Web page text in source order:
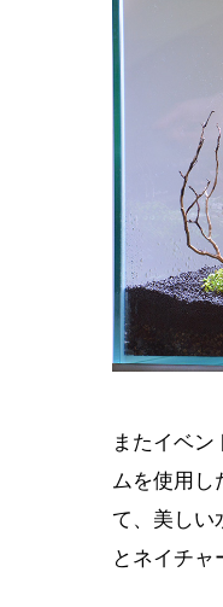
またイベ
ムを使用
て、美しい
とネイチ